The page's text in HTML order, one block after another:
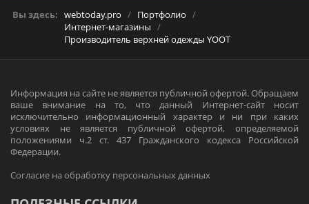
Вы здесь: webtoday.pro / Портфолио /
Интернет-магазины /
Производитель верхней одежды YOOT
Информация на сайте не является публичной офертой. Обращаем
ваше внимание на то, что данный Интернет-сайт носит
исключительно информационный характер и ни при каких
условиях не является публичной офертой, определяемой
положениями ч.2 ст. 437 Гражданского кодекса Российской
Федерации.
Согласие на обработку персональных данных